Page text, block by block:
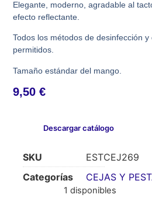
Elegante, moderno, agradable al
efecto reflectante.
Todos los métodos de desinfección
permitidos.
Tamaño estándar del mango.
9,50€
Descargar catálogo
SKU
ESTCEJ269
Categorías
CEJAS Y
1 disponibles